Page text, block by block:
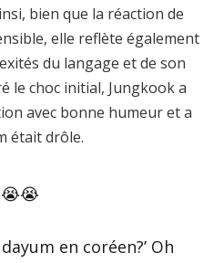
bien que la réaction de
elle reflète également
du langage et de son
le choc initial, Jungkook a
avec bonne humeur et a
était drôle.
😭😭
dayum en coréen?’ Oh